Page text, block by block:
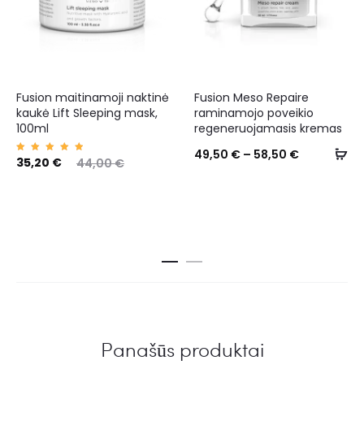
Fusion maitinamoji naktinė
kaukė Lift Sleeping mask,
100ml
Įvertin
imas:
44,00€
35,20 €
Fusion Meso Repaire
raminamojo poveikio
regeneruojamasis kremas
49,50 € – 58,50 €
Panašūs produktai